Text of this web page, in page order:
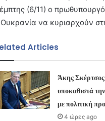
(6/11) ο
να κυριαρχούν
Articles
Άκης
υποκαθιστά
με πολιτική
4 ώρες ago